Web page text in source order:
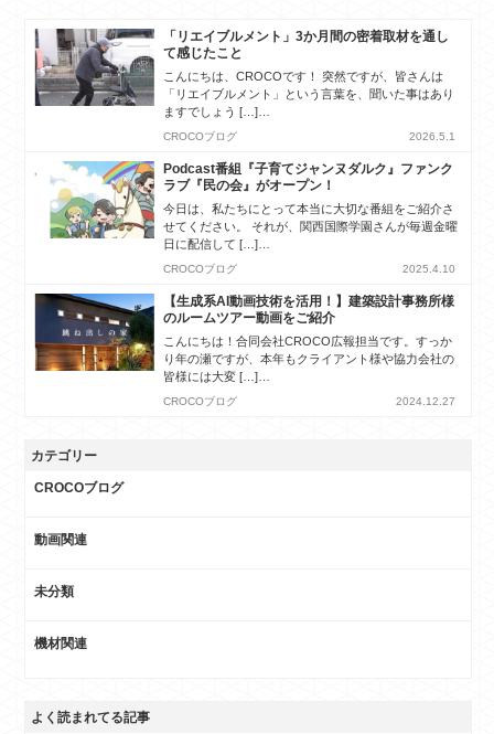
「リエイブルメント」3か月間の密着取材を通し
て感じたこと
こんにちは、CROCOです！ 突然ですが、皆さんは
「リエイブルメント」という言葉を、聞いた事はあり
ますでしょう […]…
CROCOブログ 2026.5.1
Podcast番組『子育てジャンヌダルク』ファンク
ラブ『民の会』がオープン！
今日は、私たちにとって本当に大切な番組をご紹介さ
せてください。 それが、関西国際学園さんが毎週金曜
日に配信して […]…
CROCOブログ 2025.4.10
【生成系AI動画技術を活用！】建築設計事務所様
のルームツアー動画をご紹介
こんにちは！合同会社CROCO広報担当です。すっか
り年の瀬ですが、本年もクライアント様や協力会社の
皆様には大変 […]…
CROCOブログ 2024.12.27
カテゴリー
CROCOブログ
動画関連
未分類
機材関連
よく読まれてる記事